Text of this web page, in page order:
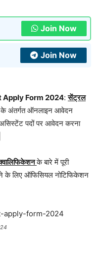
Join Now
Join Now
Apply Form 2024:सेंट्रल
अंतर्गत ऑनलाइन आवेदन
पदों पर आवेदन करना
के बारे में पूरी
के लिए ऑफिसियल नोटिफिकेशन